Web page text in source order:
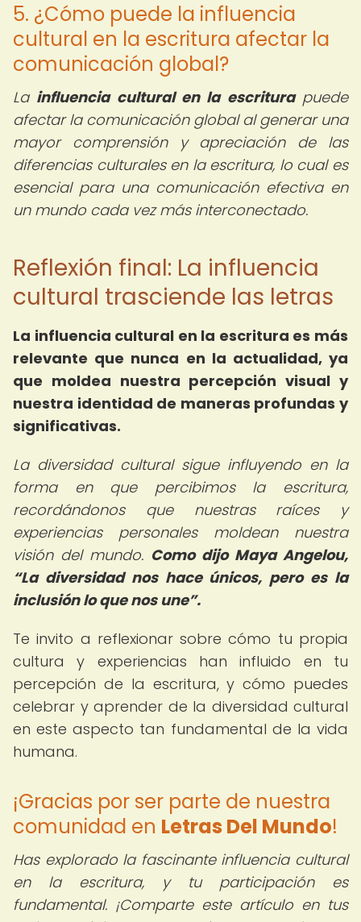
5. ¿Cómo puede la influencia
cultural en la escritura afectar la
comunicación global?
La influencia cultural en la escriturapuede
afectar la comunicación global al generar una
mayor comprensión y apreciación de las
diferencias culturales en la escritura, lo cual es
esencial para una comunicación efectiva en
un mundo cada vez más interconectado.
Reflexión final: La influencia
cultural trasciende las letras
La influencia cultural en la escritura es más
relevante que nunca en la actualidad, ya
que moldea nuestra percepción visual y
nuestra identidad de maneras profundas y
significativas.
La diversidad cultural sigue influyendo en la
forma en que percibimos la escritura,
recordándonos que nuestras raíces y
experiencias personales moldean nuestra
visión del mundo. Como dijo Maya Angelou,
La diversidad nos hace únicos, pero es la
inclusión lo que nos une .
Te invito a reflexionar sobre cómo tu propia
cultura y experiencias han influido en tu
percepción de la escritura, y cómo puedes
celebrar y aprender de la diversidad cultural
en este aspecto tan fundamental de la vida
humana.
¡Gracias por ser parte de nuestra
comunidad en Letras Del Mundo!
Has explorado la fascinante influencia cultural
en la escritura, y tu participación es
fundamental. ¡Comparte este artículo en tus